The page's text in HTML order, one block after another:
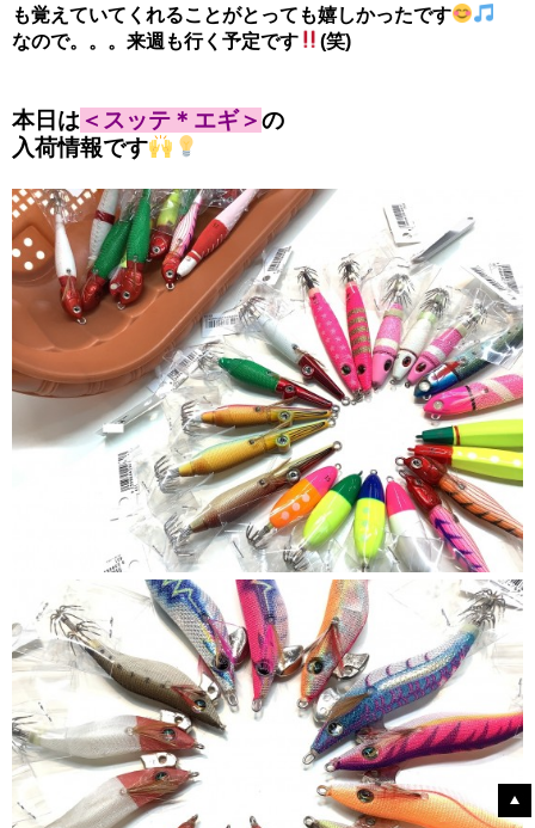
も覚えていてくれることがとっても嬉しかったです
なので。。。来週も行く予定です
(笑)
本日は ＜スッテ＊エギ＞の
入荷情報です